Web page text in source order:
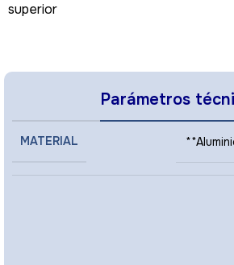
superior
Parámetros
MATERIAL